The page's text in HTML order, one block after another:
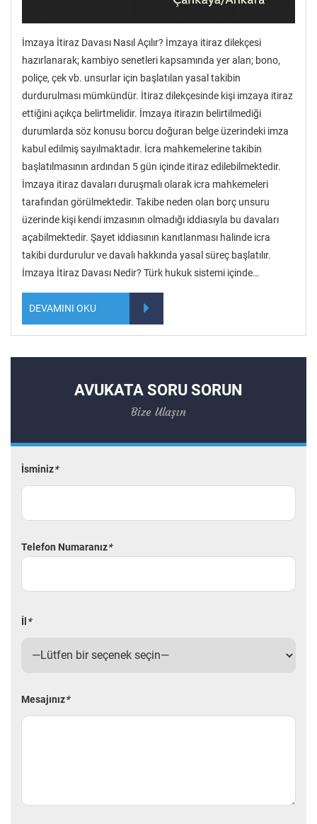
İmzaya İtiraz Davası Nasıl Açılır? İmzaya itiraz dilekçesi
hazırlanarak; kambiyo senetleri kapsamında yer alan; bono,
poliçe, çek vb. unsurlar için başlatılan yasal takibin
durdurulması mümkündür. İtiraz dilekçesinde kişi imzaya itiraz
ettiğini açıkça belirtmelidir. İmzaya itirazın belirtilmediği
durumlarda söz konusu borcu doğuran belge üzerindeki imza
kabul edilmiş sayılmaktadır. İcra mahkemelerine takibin
başlatılmasının ardından 5 gün içinde itiraz edilebilmektedir.
İmzaya itiraz davaları duruşmalı olarak icra mahkemeleri
tarafından görülmektedir. Takibe neden olan borç unsuru
üzerinde kişi kendi imzasının olmadığı iddiasıyla bu davaları
açabilmektedir. Şayet iddiasının kanıtlanması halinde icra
takibi durdurulur ve davalı hakkında yasal süreç başlatılır.
İmzaya İtiraz Davası Nedir? Türk hukuk sistemi içinde…
DEVAMINI OKU
AVUKATA SORU SORUN
Bize Ulaşın
İsminiz*
Telefon Numaranız*
İl *
Mesajınız*